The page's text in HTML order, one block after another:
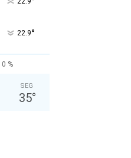
22.9°
0 %
SEG
35°